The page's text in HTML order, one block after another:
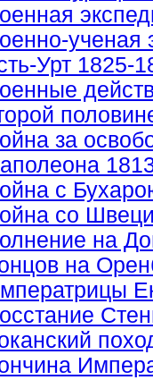
ученая
Урт 1825-
за
с
со
на
на